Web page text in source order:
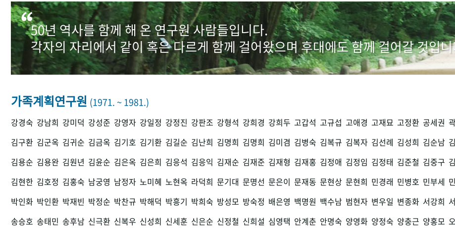
50년 역사를 함께 해 온 연구원 사람들입니다.
각자의 자리에서 같이 혹은 다르게 함께 걸어왔으며 후대에도 함께 걸어갈 것입
가족계획연구원 (1971. ~ 1981.)
강경숙 강남희 강미덕 강성준 강영자 강일정 강정진 강판조 강형석 강희경 강희두 고갑석 고규섭 고애경 고재묘 고정환 공세권
김구환 김군옥 김귀순 김금옥 김기호 김기환 김길순 김난희 김명희 김명희 김미겸 김병숙 김복규 김복자 김선례 김성희 김순남
김용순 김용완 김원년 김윤순 김은옥 김은희 김응석 김응익 김재순 김재준 김재형 김재홍 김정애 김정임 김정태 김준철 김중구
김현한 김호정 김홍숙 남궁영 남정자 노미혜 노현옥 라덕희 문기대 문명선 문은이 문재동 문현상 문현희 민경래 민병호 민부세
박인화 박인환 박재빈 박정순 박찬규 박해덕 박흥기 박희숙 방성모 방숙정 배은영 백명원 백수남 범현자 변우일 변종화 서강희
송승호 송태민 송후남 신극환 신복우 신성희 신세훈 신은순 신정철 신희설 심영택 안계춘 안명숙 양영화 양정숙 양충근 양홍모